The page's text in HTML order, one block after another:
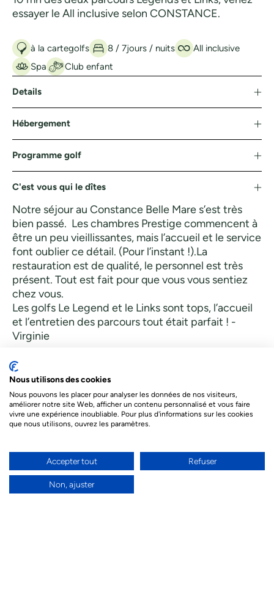
essayer le All inclusive selon CONSTANCE.
à la cartegolfs 8 / 7jours / nuits
All inclusive
Spa
Club enfant
Details
Hébergement
Programme golf
C'est vous qui le dîtes
Notre séjour au Constance Belle Mare s’est très
bien passé. Les chambres Prestige commencent à
être un peu vieillissantes, mais l’accueil et le service
font oublier ce détail. (Pour l’instant !).La
restauration est de qualité, le personnel est très
présent. Tout est fait pour que vous vous sentiez
chez vous.
Les golfs Le Legend et le Links sont tops, l’accueil
et l’entretien des parcours tout était parfait ! -
Virginie
Tourisme
À partir de1656€/pers
✓ Voyages sur-mesure
✓ Assistance 7J/7
Nous utilisons des cookies
Nous pouvons les placer pour analyser les données de nos visiteurs,
améliorer notre site Web, afficher un contenu personnalisé et vous faire
vivre une expérience inoubliable. Pour plus d'informations sur les cookies
que nous utilisons, ouvrez les paramètres.
Accepter tout Refuser
Non, ajuster